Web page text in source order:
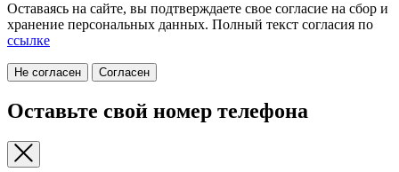
Оставаясь на сайте, вы подтверждаете свое согласие на cбор и
хранение персональных данных. Полный текст согласия по
ссылке
Не согласен Согласен
Оставьте свой номер телефона